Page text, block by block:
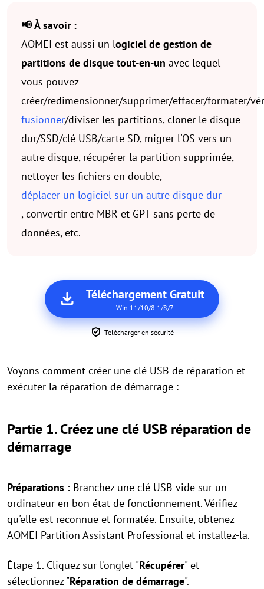
📢 À savoir :
AOMEI est aussi un logiciel de gestion de
partitions de disque tout-en-un avec lequel
vous pouvez
créer/redimensionner/supprimer/effacer/formater/
fusionner/diviser les partitions, cloner le disque
dur/SSD/clé USB/carte SD, migrer l'OS vers un
autre disque, récupérer la partition supprimée,
nettoyer les fichiers en double,
déplacer un logiciel sur un autre disque dur
, convertir entre MBR et GPT sans perte de
données, etc.
Téléchargement Gratuit
Win 11/10/8.1/8/7
Télécharger en sécurité
Voyons comment créer une clé USB de réparation et
exécuter la réparation de démarrage :
Partie 1. Créez une clé USB réparation de
démarrage
Préparations : Branchez une clé USB vide sur un
ordinateur en bon état de fonctionnement. Vérifiez
qu'elle est reconnue et formatée. Ensuite, obtenez
AOMEI Partition Assistant Professional et installez-la.
Étape 1. Cliquez sur l'onglet "Récupérer" et
sélectionnez "Réparation de démarrage".